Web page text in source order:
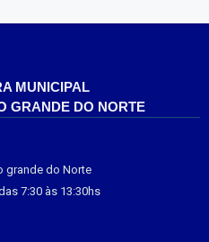
MUNICIPAL
GRANDE DO NORTE
grande do Norte
7:30 às 13:30hs